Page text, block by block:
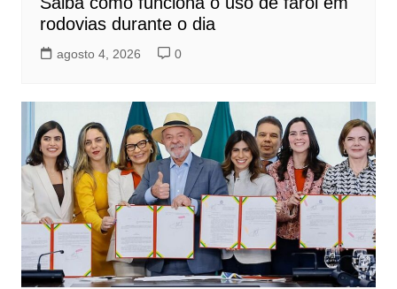
rodovias durante o dia
agosto 4, 2026 0